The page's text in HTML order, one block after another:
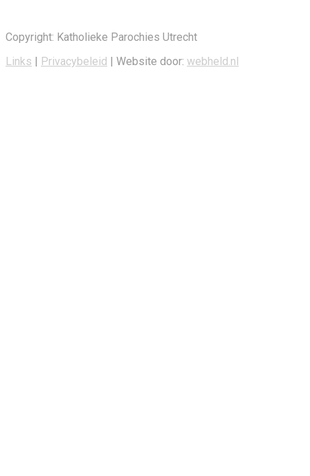
Copyright: Katholieke Parochies Utrecht
Links | Privacybeleid | Website door: webheld.nl